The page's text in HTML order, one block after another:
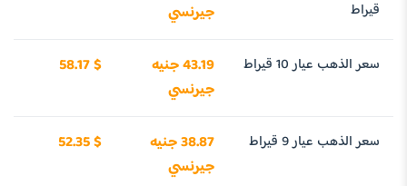
قيراط
جيرنسي
سعر الذهب عيار 10 قيراط
43.19 جنيه
جيرنسي
58.17 $
سعر الذهب عيار 9 قيراط
38.87 جنيه
جيرنسي
52.35 $